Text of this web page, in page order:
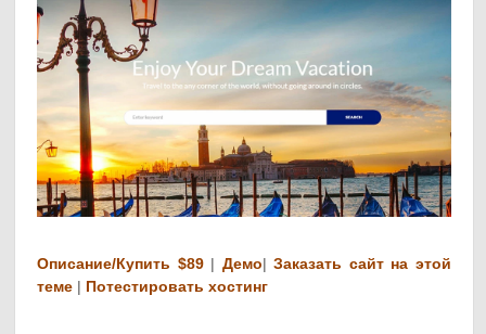
Описание/Купить $89| Демо|Заказать сайт на этой
теме | Потестировать хостинг